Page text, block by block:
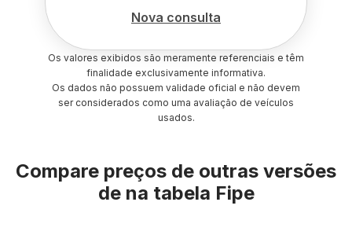
Nova consulta
Os valores exibidos são meramente referenciais e têm
finalidade exclusivamente informativa.
Os dados não possuem validade oficial e não devem
ser considerados como uma avaliação de veículos
usados.
Compare preços de outras versões
de na tabela Fipe